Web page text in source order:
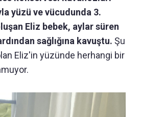
yüzü ve vücudunda 3.
Eliz bebek, aylar süren
sağlığına kavuştu. Şu
Eliz'in yüzünde herhangi bir